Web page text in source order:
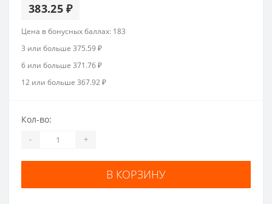
383.25 ₽
Цена в бонусных баллах: 183
3 или больше 375.59 ₽
6 или больше 371.76 ₽
12 или больше 367.92 ₽
Кол-во:
- +
В КОРЗИНУ